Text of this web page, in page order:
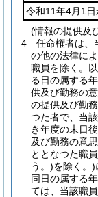
令和11年4月1
(情報の提供及
4
任命権者は、
の他の法律に
職員を除く。
る日の属する
供及び勤務の
の提供及び勤
つた者で、当
き年度の末日
及び勤務の意
ととなつた職員
う。)を除く。)
同日の属する
ては、当該職